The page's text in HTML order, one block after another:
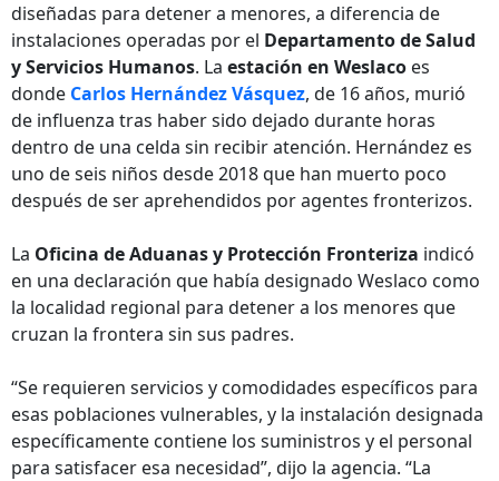
diseñadas para detener a menores, a diferencia de
instalaciones operadas por el Departamento de Salud
y Servicios Humanos. La estación en Weslaco es
donde Carlos Hernández Vásquez, de 16 años, murió
de influenza tras haber sido dejado durante horas
dentro de una celda sin recibir atención. Hernández es
uno de seis niños desde 2018 que han muerto poco
después de ser aprehendidos por agentes fronterizos.
La Oficina de Aduanas y Protección Fronteriza indicó
en una declaración que había designado Weslaco como
la localidad regional para detener a los menores que
cruzan la frontera sin sus padres.
“Se requieren servicios y comodidades específicos para
esas poblaciones vulnerables, y la instalación designada
específicamente contiene los suministros y el personal
para satisfacer esa necesidad”, dijo la agencia. “La